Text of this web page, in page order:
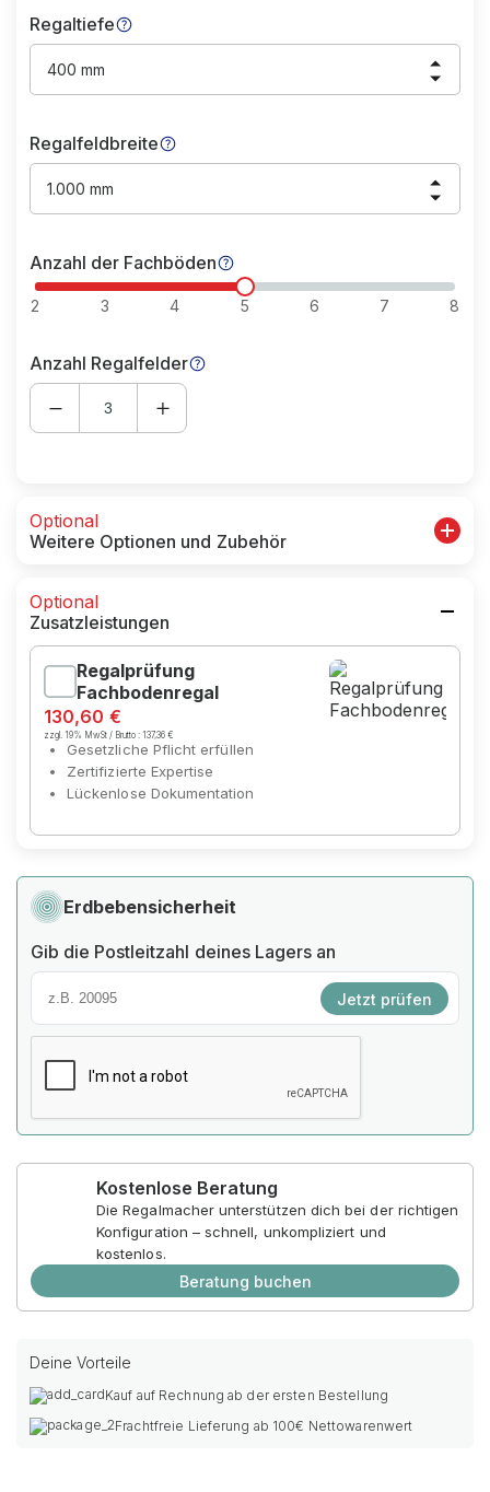
Regaltiefe
400 mm
Regalfeldbreite
1.000 mm
Anzahl der Fachböden
2 3 4 5 6 7 8
Anzahl Regalfelder
Optional
Weitere Optionen und Zubehör
Optional
Zusatzleistungen
Regalprüfung
Fachbodenregal
130,60 €
zzgl. 19% MwSt / Brutto :137,36 €
Gesetzliche Pflicht erfüllen
Zertifizierte Expertise
Lückenlose Dokumentation
Erdbebensicherheit
Gib die Postleitzahl deines Lagers an
Jetzt prüfen
Kostenlose Beratung
Die Regalmacher unterstützen dich bei der richtigen
Konfiguration – schnell, unkompliziert und
kostenlos.
Beratung buchen
Deine Vorteile
Kauf auf Rechnung ab der ersten Bestellung
Frachtfreie Lieferung ab 100€ Nettowarenwert